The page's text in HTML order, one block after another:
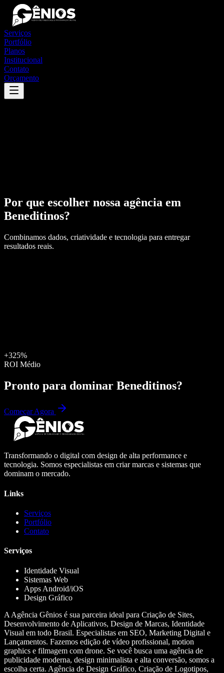
Serviços
Portfólio
Planos
Institucional
Contato
Orçamento
Por que escolher nossa agência em
Beneditinos?
Combinamos dados, criatividade e tecnologia para entregar
resultados reais.
+325%
ROI Médio
Pronto para dominar Beneditinos?
Começar Agora
Transformando o digital com design de alta performance e
tecnologia. Somos especialistas em criar marcas e sistemas que
dominam o mercado.
Links
Serviços
Portfólio
Contato
Serviços
Identidade Visual
Sistemas Web
Apps Android/iOS
Design Gráfico
A Agência Gênios é sua parceira ideal para Criação de Sites,
Desenvolvimento de Aplicativos, Design de Marcas, Identidade
Visual em todo Brasil. Especialistas em SEO, Marketing Digital e
Lançamentos. Fazemos edição de vídeo profissional, motion
graphics e filmagem com drone. Se você busca uma agência de
publicidade moderna, design minimalista e alta conversão, somos a
escolha certa. Agência de Design Gráfico, Criação de Logotipos,